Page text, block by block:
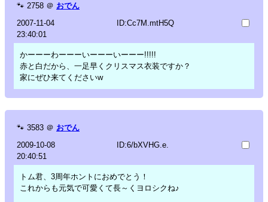
🐾 2758 ＠ おでん
2007-11-04
23:40:01
ID:Cc7M.mtH5Q
かーーーわーーーいーーーいーーー!!!!!
赤と白だから、一足早くクリスマス衣装ですか？
家にぜひ来てくださいw
🐾 3583 ＠ おでん
2009-10-08
20:40:51
ID:6/bXVHG.e.
トム君、3周年ホントにおめでとう！
これからも元気で可愛くて長～くヨロシクね♪